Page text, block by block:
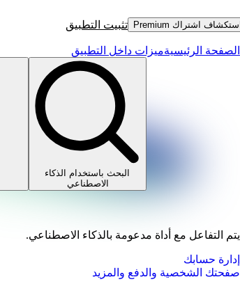
استكشاف اشتراك Premium تثبيت التطبيق
الصفحة الرئيسيةميزات داخل التطبيق
البحث باستخدام الذكاء
الاصطناعي
يتم التفاعل مع أداة مدعومة بالذكاء الاصطناعي.
إدارة حسابك
صفحتك الشخصية والدفع والمزيد